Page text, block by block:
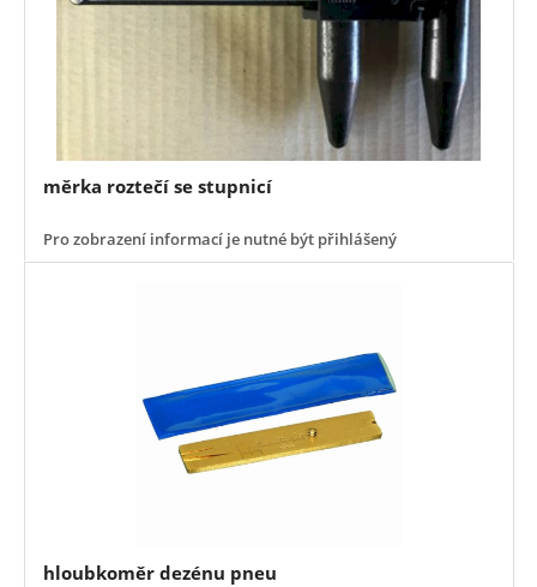
měrka roztečí se stupnicí
Pro zobrazení informací je nutné být přihlášený
hloubkoměr dezénu pneu